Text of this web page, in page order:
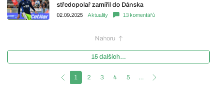
středopolař zamířil do Dánska
02.09.2025 Aktuality 13 komentářů
Nahoru
15 dalších...
1 2 3 4 5 …